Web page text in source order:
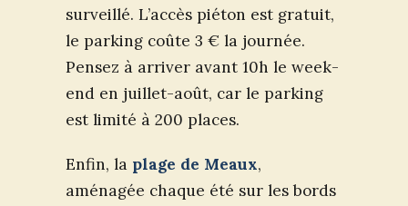
surveillé. L’accès piéton est gratuit,
le parking coûte 3 € la journée.
Pensez à arriver avant 10h le week-
end en juillet-août, car le parking
est limité à 200 places.
Enfin, la plage de Meaux,
aménagée chaque été sur les bords